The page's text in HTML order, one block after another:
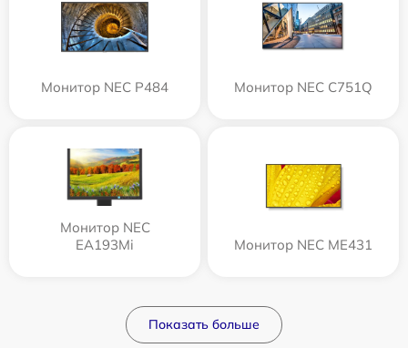
Монитор NEC P484 Монитор NEC C751Q
Монитор NEC
EA193Mi
Монитор NEC ME431
Показать больше